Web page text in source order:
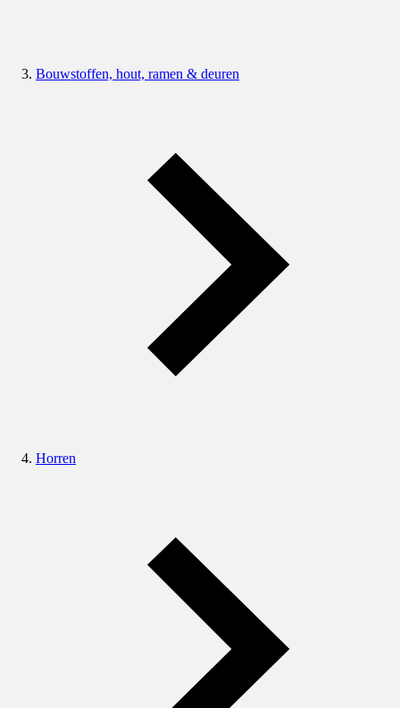
Bouwstoffen, hout, ramen & deuren
Horren